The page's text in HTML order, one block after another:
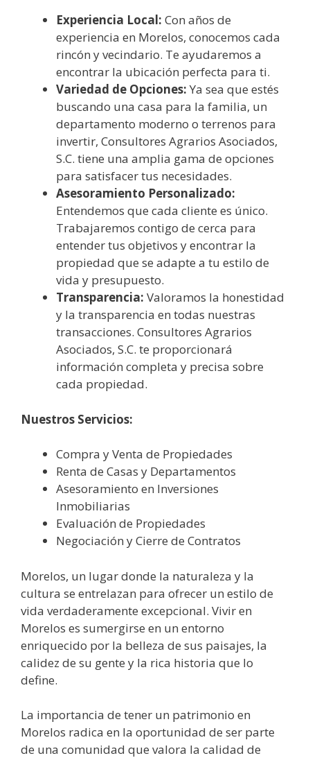
Experiencia Local: Con años de
experiencia en Morelos, conocemos cada
rincón y vecindario. Te ayudaremos a
encontrar la ubicación perfecta para ti.
Variedad de Opciones: Ya sea que estés
buscando una casa para la familia, un
departamento moderno o terrenos para
invertir, Consultores Agrarios Asociados,
S.C. tiene una amplia gama de opciones
para satisfacer tus necesidades.
Asesoramiento Personalizado:
Entendemos que cada cliente es único.
Trabajaremos contigo de cerca para
entender tus objetivos y encontrar la
propiedad que se adapte a tu estilo de
vida y presupuesto.
Transparencia: Valoramos la honestidad
y la transparencia en todas nuestras
transacciones. Consultores Agrarios
Asociados, S.C. te proporcionará
información completa y precisa sobre
cada propiedad.
Nuestros Servicios:
Compra y Venta de Propiedades
Renta de Casas y Departamentos
Asesoramiento en Inversiones
Inmobiliarias
Evaluación de Propiedades
Negociación y Cierre de Contratos
Morelos, un lugar donde la naturaleza y la
cultura se entrelazan para ofrecer un estilo de
vida verdaderamente excepcional. Vivir en
Morelos es sumergirse en un entorno
enriquecido por la belleza de sus paisajes, la
calidez de su gente y la rica historia que lo
define.
La importancia de tener un patrimonio en
Morelos radica en la oportunidad de ser parte
de una comunidad que valora la calidad de